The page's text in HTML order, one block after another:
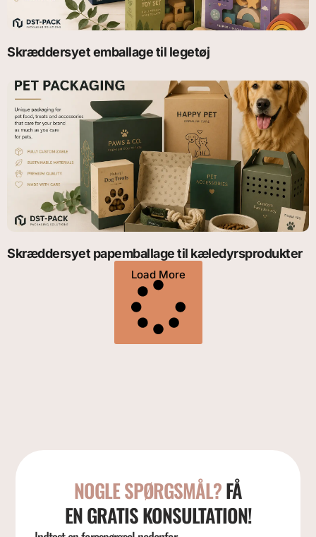
Skræddersyet emballage til legetøj
Skræddersyet papemballage til kæledyrsprodukter
Load More
NOGLE SPØRGSMÅL?FÅ
EN GRATIS KONSULTATION!